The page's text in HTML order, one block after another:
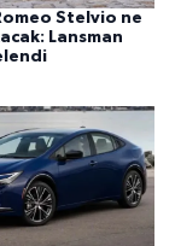
Stelvio ne
Lansman